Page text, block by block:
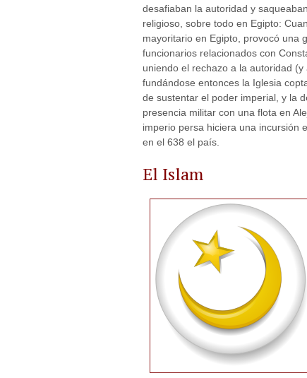
desafiaban la autoridad y
religioso, sobre todo en Egipto:
mayoritario en Egipto, provocó una
funcionarios relacionados con
uniendo el rechazo a la autoridad
fundándose entonces la Iglesia
de sustentar el poder imperial, y la
presencia militar con una flota en
imperio persa hiciera una incursión
en el 638 el país.
El Islam